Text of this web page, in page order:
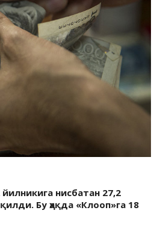
нисбатан 27,2
Бу ҳақда «Клооп»га 18